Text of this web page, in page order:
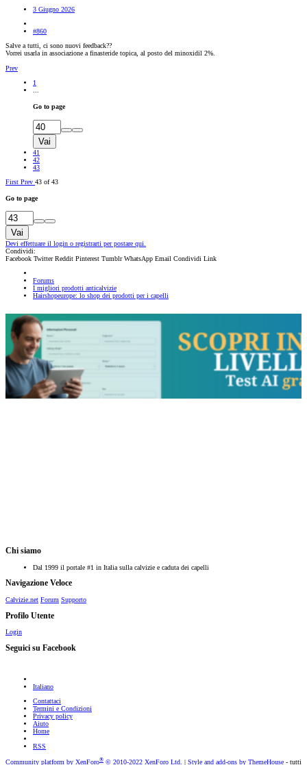
3 Giugno 2026
#860
Salve a tutti, ci sono nuovi feedback??
Vorrei usarla in associazione a finasteride topica, al posto del minoxidil 2%.
Prev
1
Go to page
Vai
41
42
43
First Prev 43 of 43
Go to page
Vai
Devi effettuare il login o registrarti per postare qui.
Condividi:
Facebook Twitter Reddit Pinterest Tumblr WhatsApp Email Condividi Link
Forums
I migliori prodotti anticalvizie
Hairshopeurope: lo shop dei prodotti per i capelli
Chi siamo
Dal 1999 il portale #1 in Italia sulla calvizie e caduta dei capelli
Navigazione Veloce
Calvizie.net Forum Supporto
Profilo Utente
Login
Seguici su Facebook
Italiano
Contattaci
Termini e Condizioni
Privacy policy
Aiuto
Home
RSS
Community platform by XenForo® © 2010-2022 XenForo Ltd. | Style and add-ons by ThemeHouse - tutti